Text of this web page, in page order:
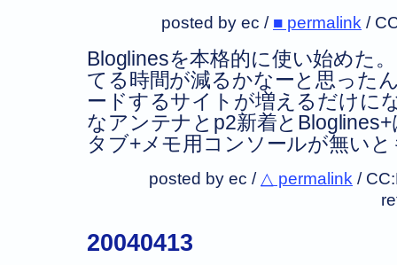
posted by ec / ■ permalink /
Bloglinesを本格的に使い始めた
てる時間が減るかなーと思った
ードするサイトが増えるだけに
なアンテナとp2新着と
タブ+メモ用コンソールが無い
posted by ec / △ permalink /
20040413